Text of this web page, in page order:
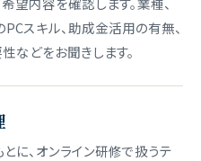
スキル、助成金活用の有無、
などをお聞きします。
に、オンライン研修で扱うテ